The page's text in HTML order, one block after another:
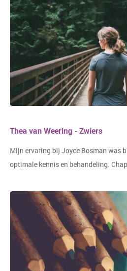
Thea van Weering - Zwiers
Mijn ervaring bij Joyce Bosman was
optimale kennis en behandeling.